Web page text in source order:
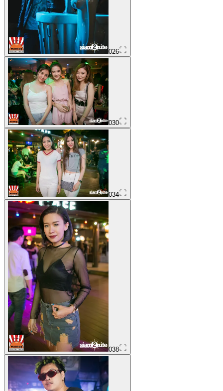
026
030
034
038